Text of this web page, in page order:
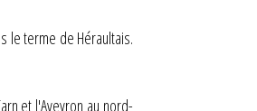
le terme de Héraultais.
et l'Aveyron au nord-